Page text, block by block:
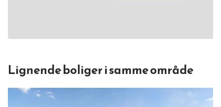
Lignende boliger i samme område